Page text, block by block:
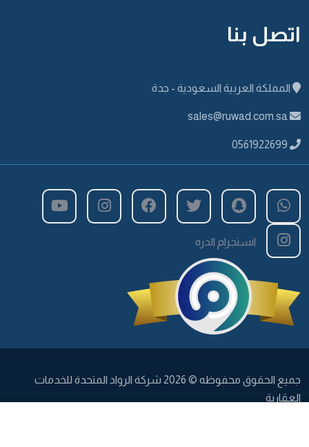
اتصل بنا
المملكة العربية السعودية - جدة
sales@ruwad.com.sa
0561922699
انستجرام الدره
جميع الحقوق محفوظه © 2026 شركة الرواد المتحدة للخدمات
العقارية